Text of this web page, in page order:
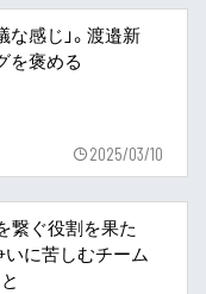
感じ」。渡邉新
を褒める
2025/03/10
繋ぐ役割を果た
いに苦しむチーム